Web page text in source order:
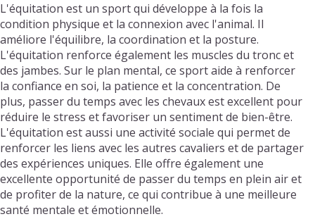
L'équitation est un sport qui développe à la fois la
condition physique et la connexion avec l'animal. Il
améliore l'équilibre, la coordination et la posture.
L'équitation renforce également les muscles du tronc et
des jambes. Sur le plan mental, ce sport aide à renforcer
la confiance en soi, la patience et la concentration. De
plus, passer du temps avec les chevaux est excellent pour
réduire le stress et favoriser un sentiment de bien-être.
L'équitation est aussi une activité sociale qui permet de
renforcer les liens avec les autres cavaliers et de partager
des expériences uniques. Elle offre également une
excellente opportunité de passer du temps en plein air et
de profiter de la nature, ce qui contribue à une meilleure
santé mentale et émotionnelle.